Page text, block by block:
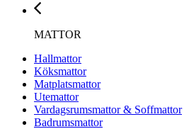
MATTOR
Hallmattor
Köksmattor
Matplatsmattor
Utemattor
Vardagsrumsmattor & Soffmattor
Badrumsmattor